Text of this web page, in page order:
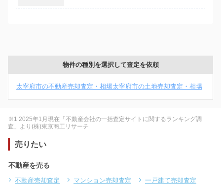
物件の種別を選択して査定を依頼
太宰府市の不動産売却査定・相場太宰府市の土地売却査定・相場
※1 2025年1月現在「不動産会社の一括査定サイトに関するランキング調
査」より(株)東京商工リサーチ
売りたい
不動産を売る
不動産売却査定 マンション売却査定
一戸建て売却査定